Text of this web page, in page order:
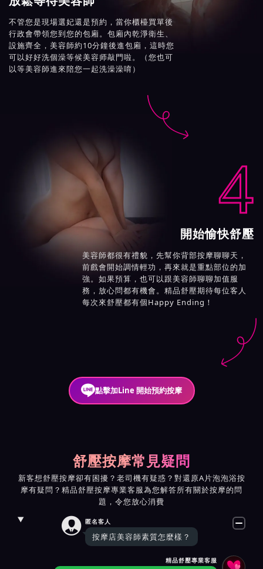
不管您是現場選妃還是預約，當你櫃檯買單後
行政會帶領您到您的包廂。包廂內乾淨衛生、
設施齊全，美容師約10分鐘後進包廂，這時您
可以好好洗個澡等候美容师敲門啦。（您也可
以等美容師進來陪您一起洗澡澡唷）

4
開始愉快舒壓
美容師都很有禮貌，先幫你背部按摩聊聊天，
前戲會開始調情輕功，再來就是重點部位的加
強。如果預算，也可以跟美容師聊聊加值服
務，放心問都有機會。精品舒壓期待每位客人
每次來舒壓都有個Happy Ending！
點擊加Line 開始預約按摩
舒壓按摩常見疑問
新客想舒壓按摩卻有困擾？老司機有疑惑？對還原A片泡泡浴按
摩有疑問？精品舒壓按摩專業客服為您解答所有關於按摩的問
題，令您放心消費
 匿名客人
按摩店美容師素質怎麼樣？
精品舒壓專業客服